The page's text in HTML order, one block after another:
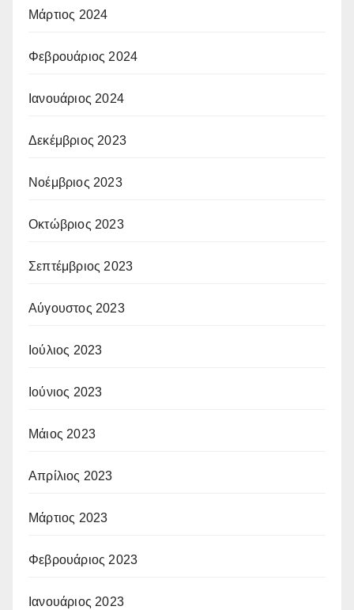
Μάρτιος 2024
Φεβρουάριος 2024
Ιανουάριος 2024
Δεκέμβριος 2023
Νοέμβριος 2023
Οκτώβριος 2023
Σεπτέμβριος 2023
Αύγουστος 2023
Ιούλιος 2023
Ιούνιος 2023
Μάιος 2023
Απρίλιος 2023
Μάρτιος 2023
Φεβρουάριος 2023
Ιανουάριος 2023